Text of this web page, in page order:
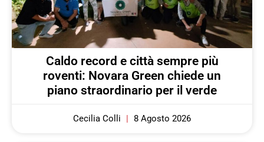
Caldo record e città sempre più
roventi: Novara Green chiede un
piano straordinario per il verde
Cecilia Colli 8 Agosto 2026